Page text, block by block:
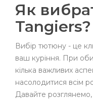
Як
Tangiers?
Вибір тютюну - це
ваш куріння. При
кілька важливих
насолодитися всім
Давайте